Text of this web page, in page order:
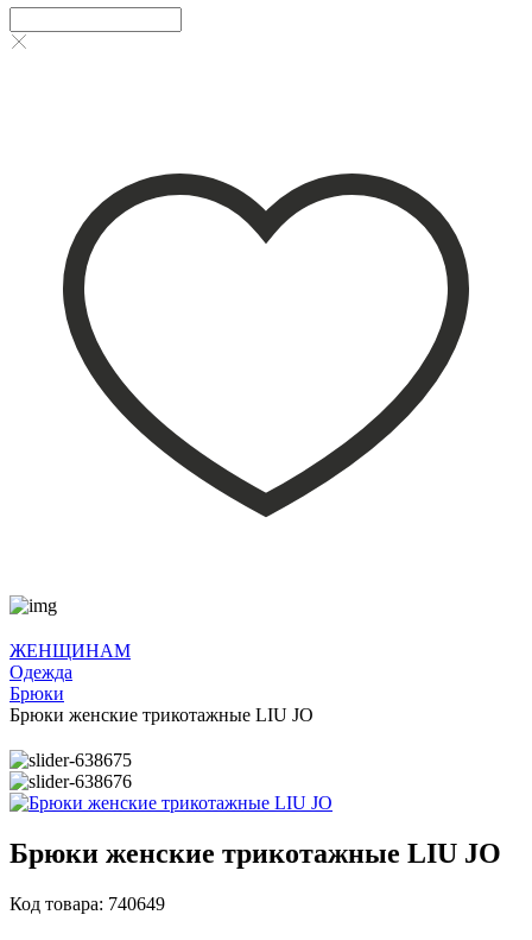
ЖЕНЩИНАМ
Одежда
Брюки
Брюки женские трикотажные LIU JO
Брюки женские трикотажные LIU JO
Код товара: 740649